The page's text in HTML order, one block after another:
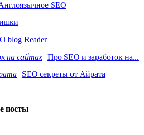
SEO
blog Reader
Про SEO и заработок на...
SEO секреты от Айрата
посты